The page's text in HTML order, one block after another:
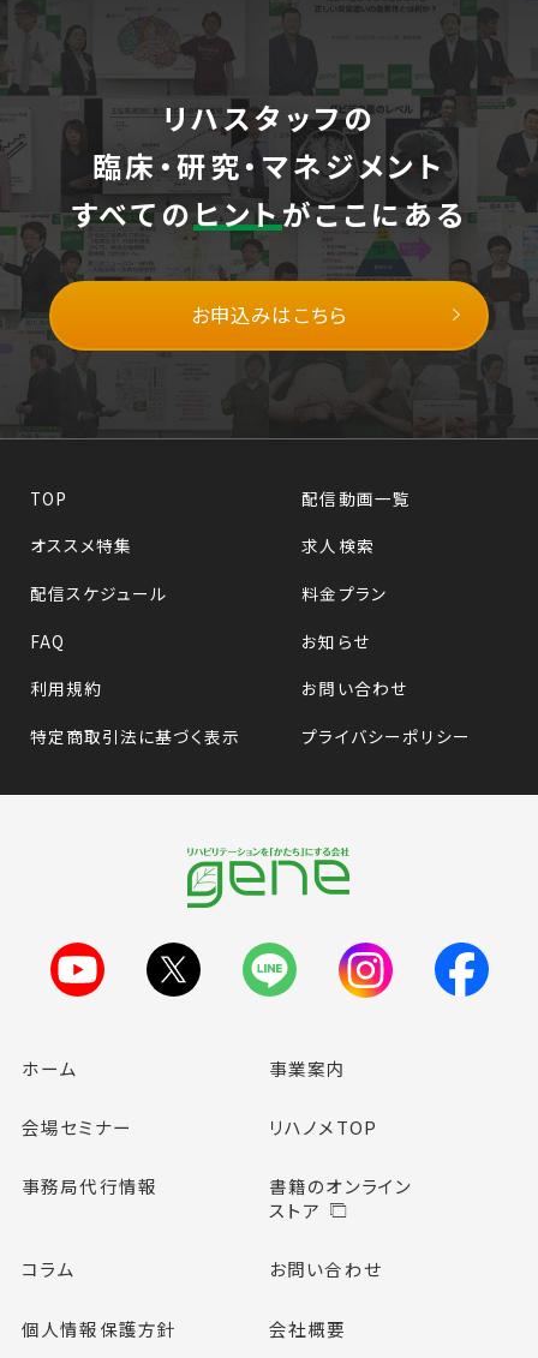
リハスタッフの
臨床・研究・マネジメント
すべてのヒントがここにある
お申込みはこちら
TOP
配信動画一覧
オススメ特集
求人検索
配信スケジュール
料金プラン
FAQ
お知らせ
利用規約
お問い合わせ
特定商取引法に基づく表示
プライバシーポリシー
ホーム 事業案内
会場セミナー リハノメTOP
事務局代行情報
書籍のオンライン
ストア
コラム お問い合わせ
個人情報保護方針 会社概要